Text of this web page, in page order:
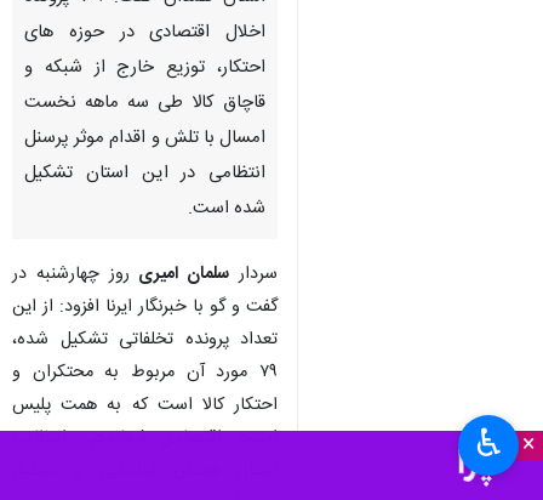
×
اخلال اقتصادی در حوزه های
احتکار، توزیع خارج از شبکه و
قاچاق کالا طی سه ماهه نخست
امسال با تلش و اقدام موثر پرسنل
انتظامی در این استان تشکیل
شده است.
سردار سلمان امیری روز چهارشنبه در
گفت و گو با خبرنگار ایرنا افزود: از این
تعداد پرونده تخلفاتی تشکیل شده،
۷۹ مورد آن مربوط به محتکران و
احتکار کالا است که به همت پلیس
امنیت اقتصادی فرماندهی انتظامی
♿︎